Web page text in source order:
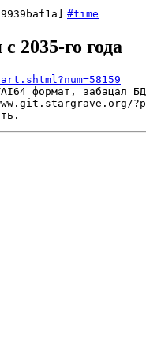
#time
2035-го года
формат, забацал